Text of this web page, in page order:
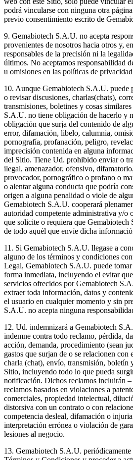
podrá vincularse con ninguna otra
previo consentimiento escrito de
9. Gemabiotech S.A.U. no acepta
provenientes de nosotros hacia otros y,
responsables de la precisión ni la
últimos. No aceptamos responsabilidad
u omisiones en las políticas de
10. Aunque Gemabiotech S.A.U. puede
o revisar discusiones, charlas(chats),
transmisiones, boletines y cosas
S.A.U. no tiene obligación de hacerlo y
obligación que surja del contenido de
error, difamación, libelo, calumnia,
pornografía, profanación, peligro,
imprecisión contenida en alguna
del Sitio. Tiene Ud. prohibido enviar o
ilegal, amenazador, ofensivo,
provocador, pornográfico o profano o
o alentar alguna conducta que podría
origen a alguna penalidad o viole de
Gemabiotech S.A.U. cooperará
autoridad competente administrativa y/o
que solicite o requiera que
de todo aquél que envíe dicha
11. Si Gemabiotech S.A.U. llegase a
alguno de los términos y condiciones
Legal, Gemabiotech S.A.U. puede
forma inmediata, incluyendo el evitar
servicios ofrecidos por Gemabiotech
extraer toda información, datos y
el usuario en cualquier momento y sin
S.A.U. no acepta ninguna
12. Ud. indemnizará a Gemabiotech
indemne contra todo reclamo, pérdida,
acción, demanda, procedimiento (sean
gastos que surjan de o se relacionen con
charla (chat), envío, transmisión, boletín
Sitio, incluyendo todo lo que pueda
notificación. Dichos reclamos incluirán
reclamos basados en violaciones a
comerciales, propiedad intelectual,
distorsiva con un contrato o con
competencia desleal, difamación o
interpretación errónea o violación de
lesiones al negocio.
13. Gemabiotech S.A.U. periódicamente